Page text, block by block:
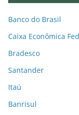
Banco do Brasil
Caixa Econômica
Bradesco
Santander
Itaú
Banrisul